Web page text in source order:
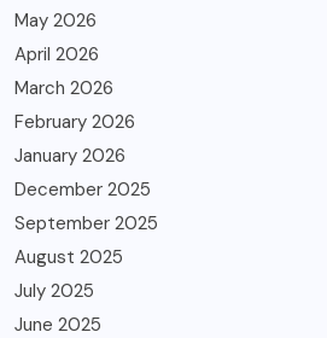
May 2026
April 2026
March 2026
February 2026
January 2026
December 2025
September 2025
August 2025
July 2025
June 2025